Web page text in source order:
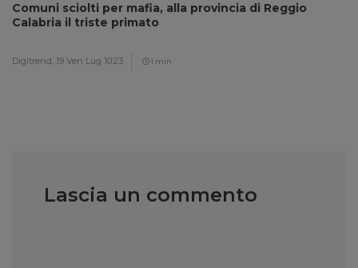
Comuni sciolti per mafia, alla provincia di Reggio
Calabria il triste primato
Digitrend, 19 Ven Lug 10:23 1 min
Lascia un commento